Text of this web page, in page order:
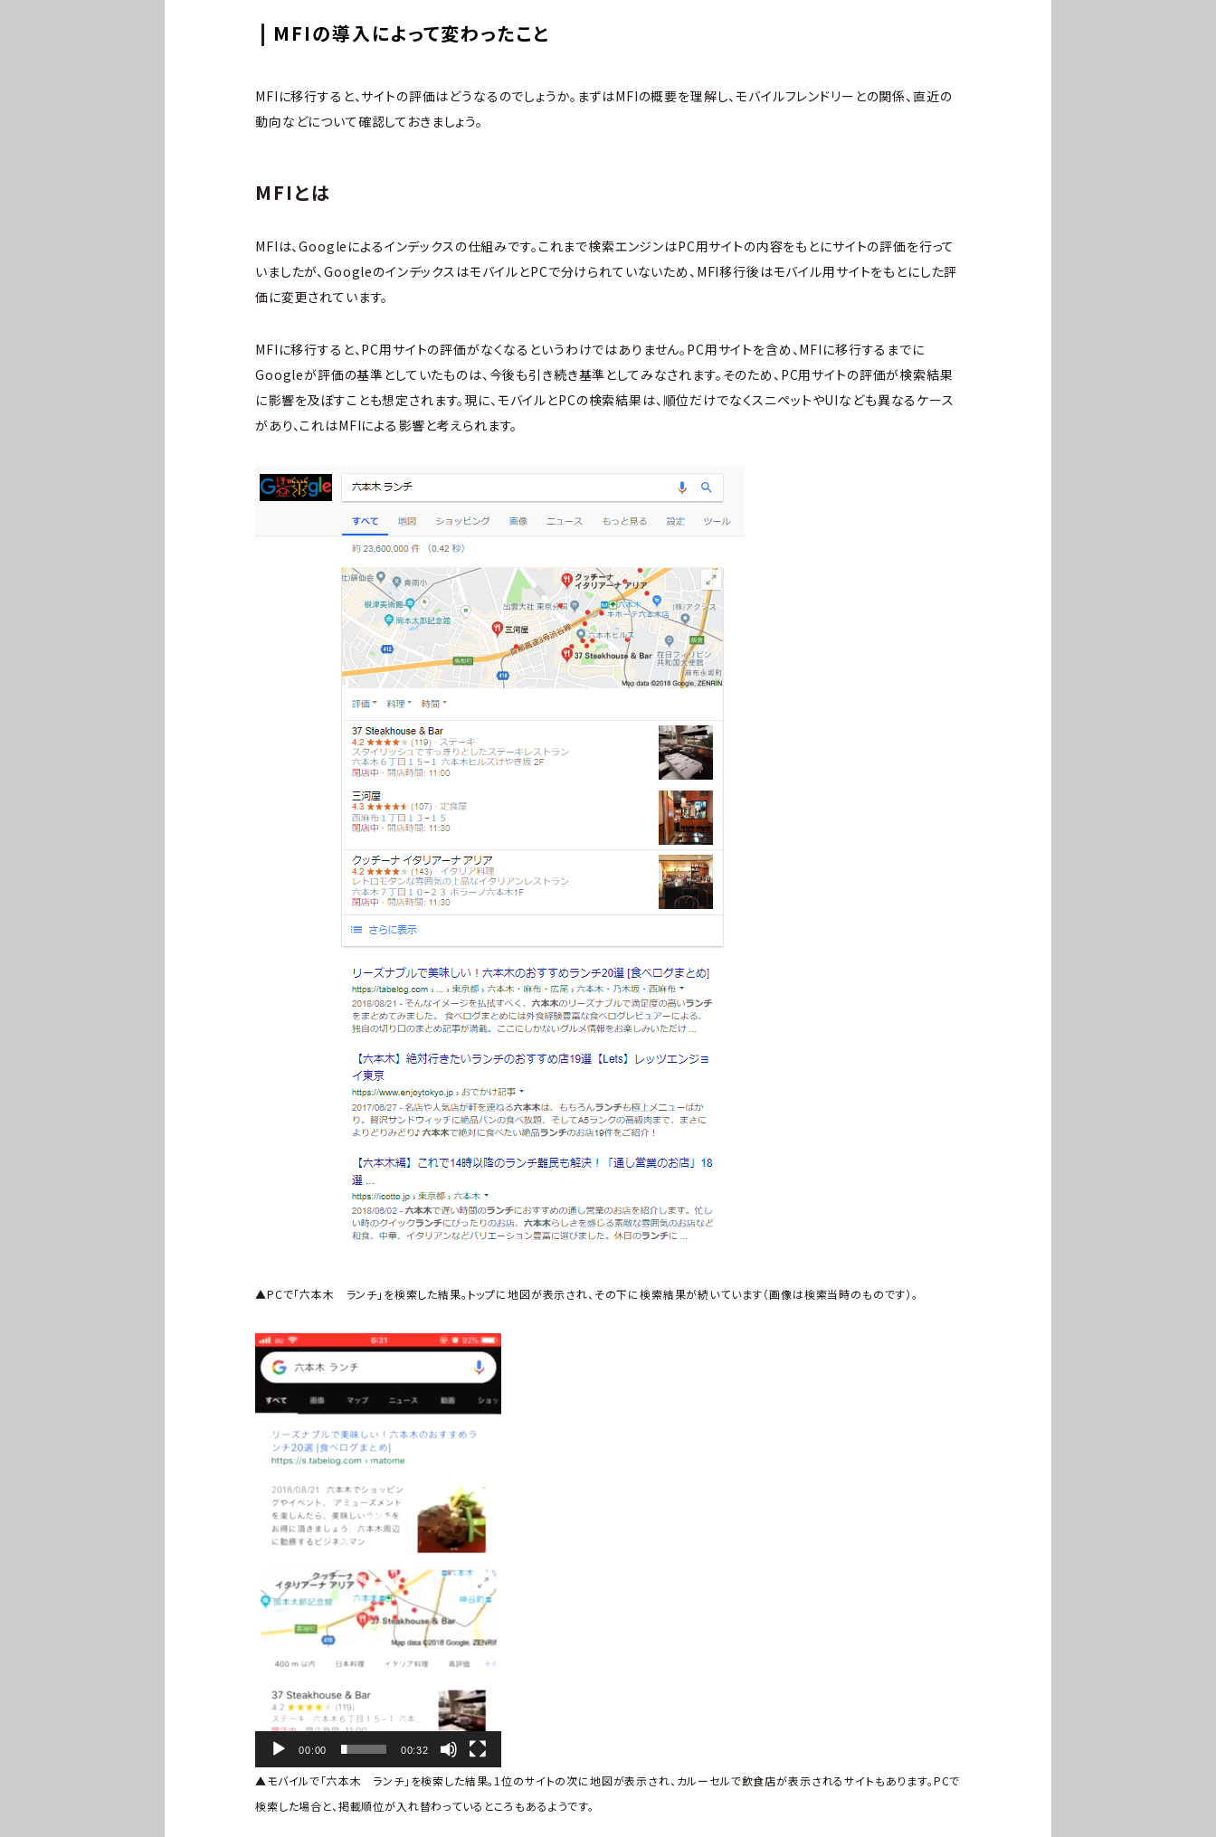
MFIの導入によって変わったこと
MFIに移行すると、サイトの評価はどうなるのでしょうか。まずはMFIの概要を理解し、モバイルフレンドリーとの関係、直近の
動向などについて確認しておきましょう。
MFIとは
MFIは、Googleによるインデックスの仕組みです。これまで検索エンジンはPC用サイトの内容をもとにサイトの評価を行って
いましたが、GoogleのインデックスはモバイルとPCで分けられていないため、MFI移行後はモバイル用サイトをもとにした評
価に変更されています。
MFIに移行すると、PC用サイトの評価がなくなるというわけではありません。PC用サイトを含め、MFIに移行するまでに
Googleが評価の基準としていたものは、今後も引き続き基準としてみなされます。そのため、PC用サイトの評価が検索結果
に影響を及ぼすことも想定されます。現に、モバイルとPCの検索結果は、順位だけでなくスニペットやUIなども異なるケース
があり、これはMFIによる影響と考えられます。
▲PCで「六本木 ランチ」を検索した結果。トップに地図が表示され、その下に検索結果が続いています（画像は検索当時のものです）。
動
画
プ
00:00 00:32
▲モバイルで「六本木 ランチ」を検索した結果。1位のサイトの次に地図が表示され、カルーセルで飲食店が表示されるサイトもあります。PCで
検索した場合と、掲載順位が入れ替わっているところもあるようです。